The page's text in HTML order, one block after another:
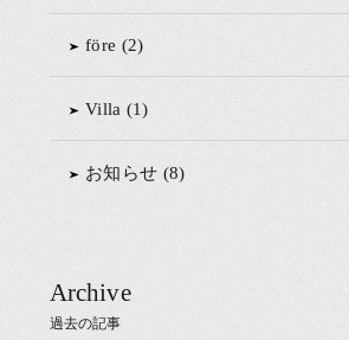
före (2)
Villa (1)
お知らせ (8)
過去の記事
Archive